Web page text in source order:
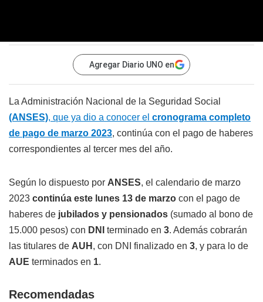
Agregar Diario UNO en
La Administración Nacional de la Seguridad Social
(ANSES), que ya dio a conocer el cronograma completo
de pago de marzo 2023, continúa con el pago de haberes
correspondientes al tercer mes del año.
Según lo dispuesto por ANSES, el calendario de marzo
2023 continúa este lunes 13 de marzo con el pago de
haberes de jubilados y pensionados (sumado al bono de
15.000 pesos) con DNI terminado en 3. Además cobrarán
las titulares de AUH , con DNI finalizado en 3, y para lo de
AUE terminados en 1.
Recomendadas